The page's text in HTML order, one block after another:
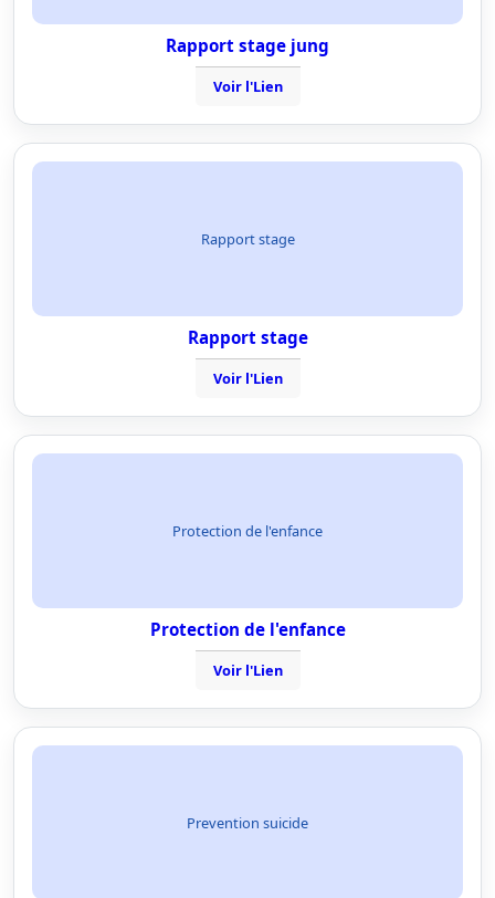
Rapport stage jung
Voir l'Lien
Rapport stage
Rapport stage
Voir l'Lien
Protection de l'enfance
Protection de l'enfance
Voir l'Lien
Prevention suicide